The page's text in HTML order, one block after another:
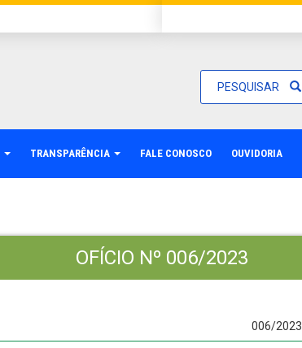
PESQUISAR
TRANSPARÊNCIA FALE CONOSCO OUVIDORIA
OFÍCIO Nº 006/2023
006/2023